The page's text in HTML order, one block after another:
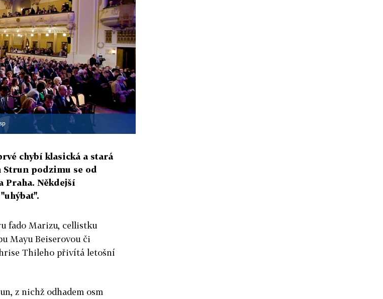
sp
chybí klasická a stará
Strun podzimu se od
Praha. Někdejší
fado Marizu, cellistku
Mayu Beiserovou či
Thileho přivítá letošní
z nichž odhadem osm